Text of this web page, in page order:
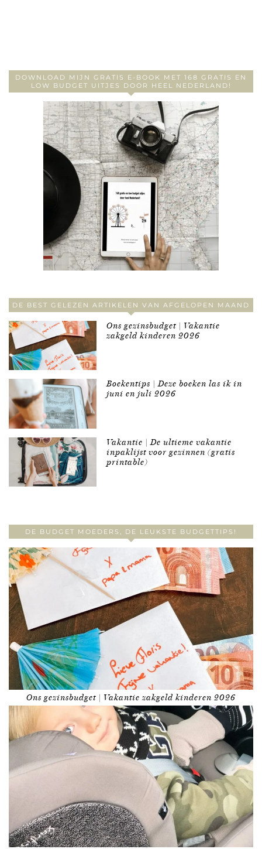
DOWNLOAD MIJN GRATIS E-BOOK MET 168 GRATIS EN
LOW BUDGET UITJES DOOR HEEL NEDERLAND!
DE BEST GELEZEN ARTIKELEN VAN AFGELOPEN MAAND
Ons gezinsbudget | Vakantie
zakgeld kinderen 2026
Boekentips | Deze boeken las ik in
juni en juli 2026
Vakantie | De ultieme vakantie
inpaklijst voor gezinnen (gratis
printable)
DE BUDGET MOEDERS, DE LEUKSTE BUDGETTIPS!
Ons gezinsbudget | Vakantie zakgeld kinderen 2026